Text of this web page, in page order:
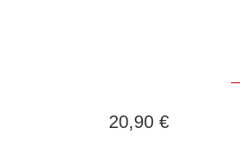
20,90 €